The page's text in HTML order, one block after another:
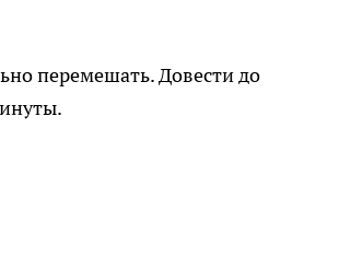
перемешать. Довести до